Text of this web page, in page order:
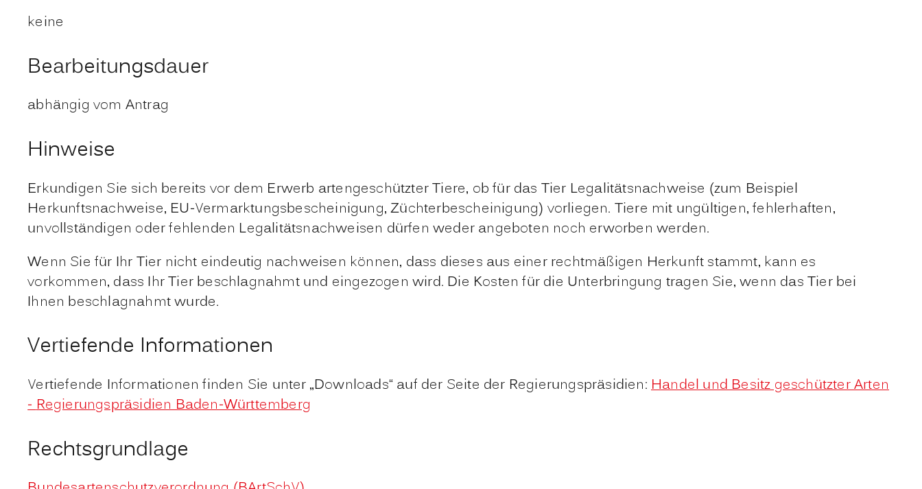
keine
Bearbeitungsdauer
abhängig vom Antrag
Hinweise
Erkundigen Sie sich bereits vor dem Erwerb artengeschützter Tiere, ob für das Tier Legalitätsnachweise (zum Beispiel
Herkunftsnachweise, EU-Vermarktungsbescheinigung, Züchterbescheinigung) vorliegen. Tiere mit ungültigen, fehlerhaften,
unvollständigen oder fehlenden Legalitätsnachweisen dürfen weder angeboten noch erworben werden.
Wenn Sie für Ihr Tier nicht eindeutig nachweisen können, dass dieses aus einer rechtmäßigen Herkunft stammt, kann es
vorkommen, dass Ihr Tier beschlagnahmt und eingezogen wird. Die Kosten für die Unterbringung tragen Sie, wenn das Tier bei
Ihnen beschlagnahmt wurde.
Vertiefende Informationen
Vertiefende Informationen finden Sie unter „Downloads“ auf der Seite der Regierungspräsidien: Handel und Besitz geschützter Arten
-Regierungspräsidien Baden-Württemberg
Rechtsgrundlage